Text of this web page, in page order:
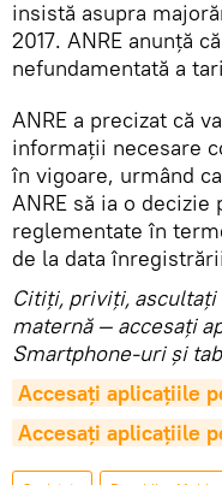
insistă asupra
2017. ANRE anunță
nefundamentată a
ANRE a precizat că
informații necesare
în vigoare, urmând
ANRE să ia o
reglementate în
de la data
Citiţi, priviţi, ascultaţi
maternă — accesaţi
Smartphone-uri şi
Accesaţi aplicaţiile
Accesaţi aplicaţiile